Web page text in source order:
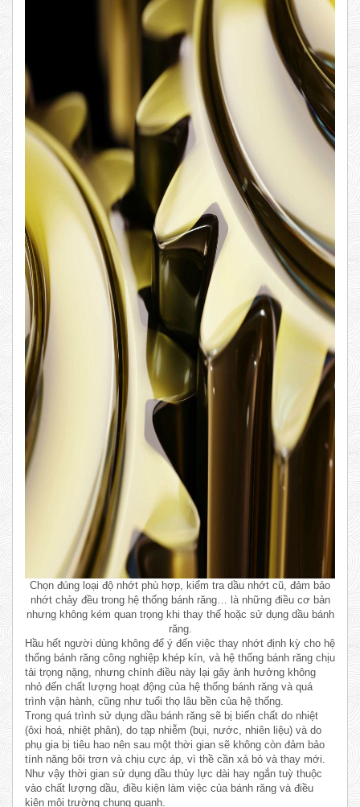
Chọn đúng loại độ nhớt phù hợp, kiểm tra dầu nhớt cũ, đảm bảo
nhớt chảy đều trong hệ thống bánh răng… là những điều cơ bản
nhưng không kém quan trọng khi thay thế hoặc sử dụng dầu bánh
răng.
Hầu hết người dùng không để ý đến việc thay nhớt định kỳ cho hệ
thống bánh răng công nghiệp khép kín, và hệ thống bánh răng chịu
tải trọng nặng, nhưng chính điều này lại gây ảnh hưởng không
nhỏ đến chất lượng hoạt động của hệ thống bánh răng và quá
trình vận hành, cũng như tuổi thọ lâu bền của hệ thống.
Trong quá trình sử dụng dầu bánh răng sẽ bị biến chất do nhiệt
(ôxi hoá, nhiệt phân), do tạp nhiễm (bụi, nước, nhiên liệu) và do
phụ gia bị tiêu hao nên sau một thời gian sẽ không còn đảm bảo
tính năng bôi trơn và chịu cực áp, vì thề cần xả bỏ và thay mới.
Như vậy thời gian sử dụng dầu thủy lực dài hay ngắn tuỳ thuộc
vào chất lượng dầu, điều kiện làm việc của bánh răng và điều
kiện môi trường chung quanh.